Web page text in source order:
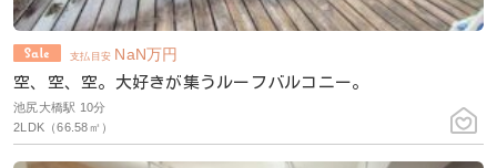
支払目安 NaN万円
空、空、空。大好きが集うルーフバルコニー。
池尻大橋駅 10分
2LDK（66.58㎡）